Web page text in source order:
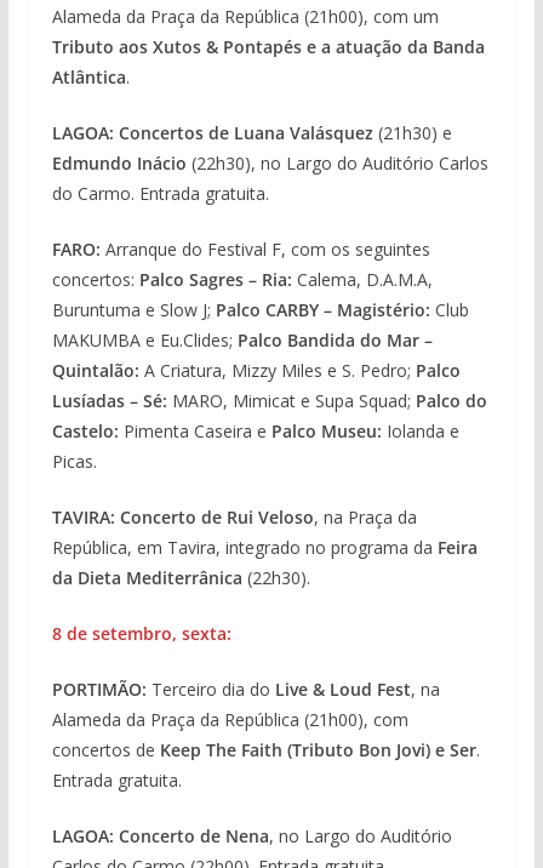
Alameda da Praça da República (21h00), com um
Tributo aos Xutos & Pontapés e a atuação da Banda
Atlântica.
LAGOA: Concertos de Luana Valásquez(21h30) e
Edmundo Inácio (22h30), no Largo do Auditório Carlos
do Carmo. Entrada gratuita.
FARO: Arranque do Festival F, com os seguintes
concertos: Palco Sagres – Ria: Calema, D.A.M.A,
Buruntuma e Slow J; Palco CARBY – Magistério: Club
MAKUMBA e Eu.Clides; Palco Bandida do Mar –
Quintalão: A Criatura, Mizzy Miles e S. Pedro; Palco
Lusíadas – Sé: MARO, Mimicat e Supa Squad; Palco do
Castelo: Pimenta Caseira e Palco Museu: Iolanda e
Picas.
TAVIRA: Concerto de Rui Veloso, na Praça da
República, em Tavira, integrado no programa da Feira
da Dieta Mediterrânica (22h30).
8 de setembro, sexta:
PORTIMÃO: Terceiro dia do Live & Loud Fest, na
Alameda da Praça da República (21h00), com
concertos de Keep The Faith (Tributo Bon Jovi) e Ser.
Entrada gratuita.
LAGOA: Concerto de Nena, no Largo do Auditório